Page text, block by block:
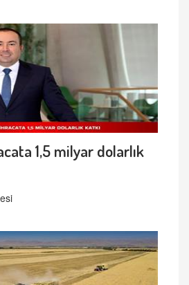
1,5 milyar dolarlık